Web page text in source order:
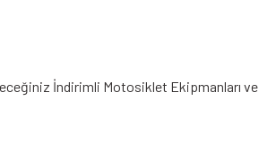
İndirimli Motosiklet Ekipmanları ve